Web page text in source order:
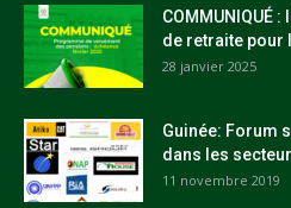
COMMUNIQUÉ
de retraite pour
28 janvier 2025
Guinée: Forum
dans les
11 novembre 2019